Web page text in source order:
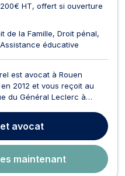
HT, offert si ouverture
de la Famille Droit pénal
Assistance éducative
est avocat à Rouen
2012 et vous reçoit au
du Général Leclerc à
matière de droit dela
de compétenc...
avocat
maintenant